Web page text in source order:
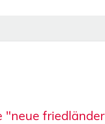
"neue friedländer